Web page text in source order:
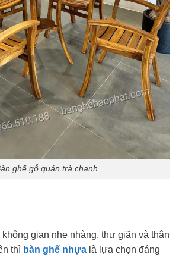
ghế gỗ quán trà chanh
không gian nhẹ nhàng, thư giãn và thân
thì bàn ghế nhựa là lựa chọn đáng